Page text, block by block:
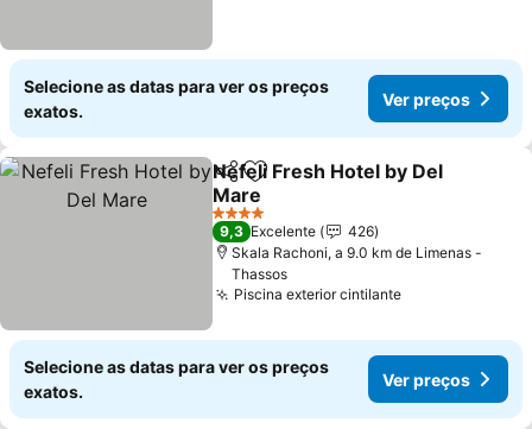
Selecione as datas para ver os preços
exatos.
Ver preços
PartilharAdicionar aos favoritos
Nefeli Fresh Hotel by Del
Mare
4 Estrelas
9,3 Excelente
426
Skala Rachoni, a 9.0 km de Limenas -
Thassos
Piscina exterior cintilante
Selecione as datas para ver os preços
exatos.
Ver preços